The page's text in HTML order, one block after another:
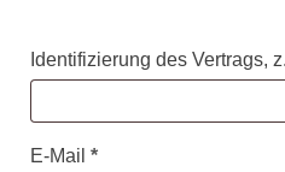
Identifizierung des Vertrags,
E-Mail*